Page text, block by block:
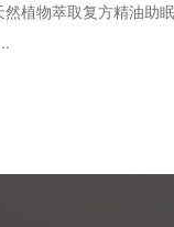
植物萃取复方精油助